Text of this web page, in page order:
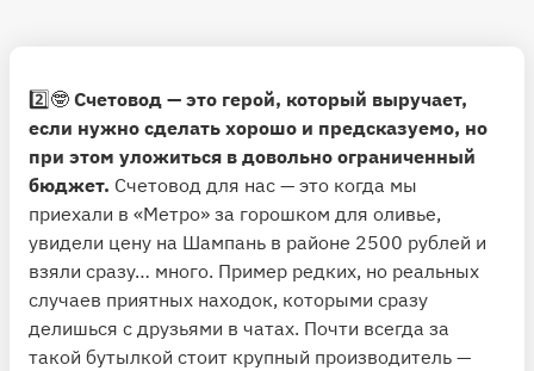
2️⃣🤓 Счетовод — это герой, который выручает,
если нужно сделать хорошо и предсказуемо, но
при этом уложиться в довольно ограниченный
бюджет. Счетовод для нас — это когда мы
приехали в «Метро» за горошком для оливье,
увидели цену на Шампань в районе 2500 рублей и
взяли сразу… много. Пример редких, но реальных
случаев приятных находок, которыми сразу
делишься с друзьями в чатах. Почти всегда за
такой бутылкой стоит крупный производитель —